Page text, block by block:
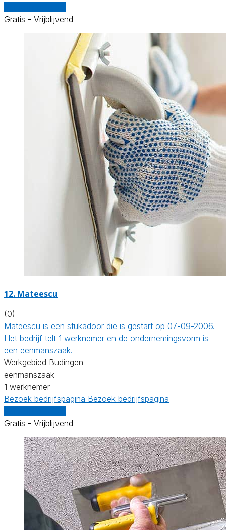
Gratis - Vrijblijvend
12. Mateescu
(0)
Mateescu is een stukadoor die is gestart op 07-09-2006.
Het bedrijf telt 1 werknemer en de ondernemingsvorm is
een eenmanszaak.
Werkgebied Budingen
eenmanszaak
1 werknemer
Bezoek bedrijfspagina Bezoek bedrijfspagina
Gratis - Vrijblijvend